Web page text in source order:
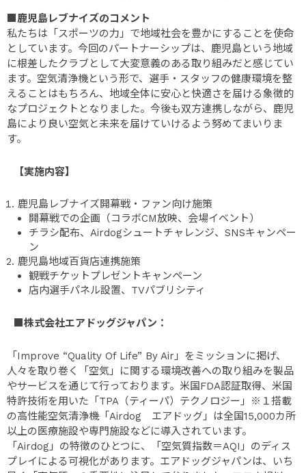
■鹿児島レブナイズのコメント
私たちは「スポーツの力」で地域社会を豊かにすることを使命
としています。今回のパートナーシップは、鹿児島という地域
に根差したクラブとして大変意義のある取り組みだと感じてい
ます。空気清浄機という形で、選手・スタッフの健康環境を整
えることはもちろん、地域全体に安心と快適さを届ける象徴的
なプロジェクトとなりました。今後も双方連携しながら、鹿児
島により良い空気と未来を届けていけるよう努めてまいりま
す。
【実施内容】
鹿児島レブナイズ開幕戦・ファン向け施策
開幕戦での企画（コラボCM放映、会場イベント）
チラシ配布、Airdogシュートチャレンジ、SNSキャンペー
ン
鹿児島地域百貨店連携施策
観戦チケットプレゼントキャンペーン
店内選手パネル設置、TVパブリシティ
■株式会社エアドッグジャパン：
「Improve “Quality Of Life” By Air」をミッションに掲げ、
人々を取り巻く「空気」に関する環境改善への取り組みを製品
やサービスを通じて行っております。米国FDA認証取得、米国
特許技術を用いた「TPA（ティーパ）テクノロジー」※１搭載
の高性能空気清浄機「Airdog エアドッグ」は全国15,000カ所
以上の医療施設や専門施設などに導入されています。
「Airdog」の特徴のひとつに、「空気質指数＝AQI」のディス
プレイによる可視化があります。エアドッグジャパンは、いち